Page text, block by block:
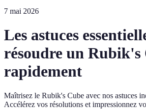
7 mai 2026
Les astuces
résoudre un Rubik's
rapidement
Maîtrisez le Rubik's Cube avec nos astuces
Accélérez vos résolutions et impressionnez